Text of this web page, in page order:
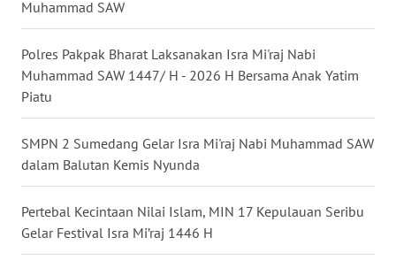
Muhammad SAW
Polres Pakpak Bharat Laksanakan Isra Mi'raj Nabi
Muhammad SAW 1447/ H - 2026 H Bersama Anak Yatim
Piatu
SMPN 2 Sumedang Gelar Isra Mi'raj Nabi Muhammad SAW
dalam Balutan Kemis Nyunda
Pertebal Kecintaan Nilai Islam, MIN 17 Kepulauan Seribu
Gelar Festival Isra Mi’raj 1446 H
WN
SULUT
WN